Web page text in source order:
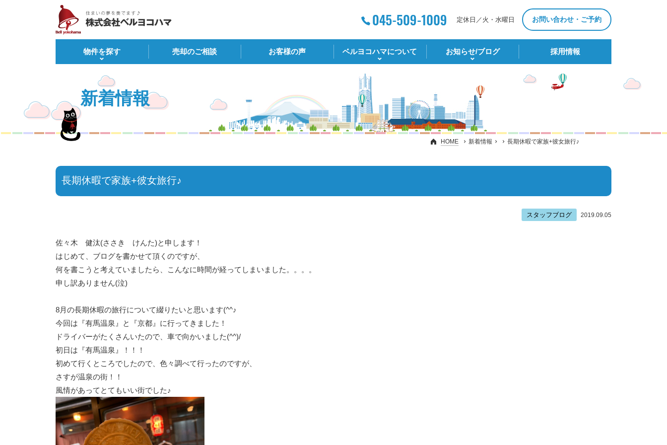
定休日／火・水曜日 お問い合わせ・ご予約
物件を探す 売却のご相談 お客様の声 ベルヨコハマについて お知らせ/ブログ 採⽤情報
新着情報
HOME 新着情報 長期休暇で家族+彼女旅行♪
長期休暇で家族+彼女旅行♪
スタッフブログ 2019.09.05
佐々木 健汰(ささき けんた)と申します！
はじめて、ブログを書かせて頂くのですが、
何を書こうと考えていましたら、こんなに時間が経ってしまいました。。。。
申し訳ありません(泣)
8月の長期休暇の旅行について綴りたいと思います(^^♪
今回は『有馬温泉』と『京都』に行ってきました！
ドライバーがたくさんいたので、車で向かいました(^^)/
初日は『有馬温泉』！！！
初めて行くところでしたので、色々調べて行ったのですが、
さすが温泉の街！！
風情があってとてもいい街でした♪